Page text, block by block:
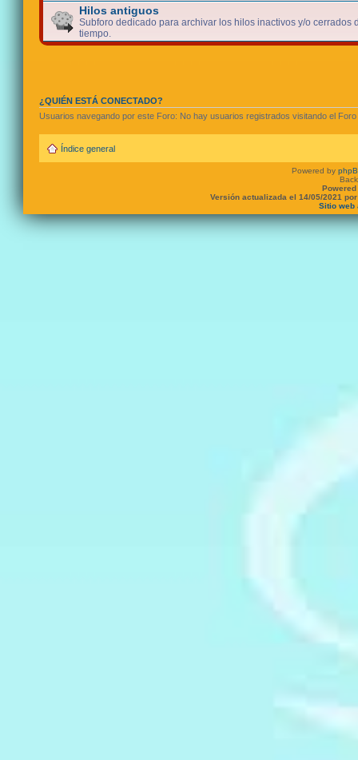
Hilos antiguos
Subforo dedicado para archivar los hilos inactivos y/o cerrados
tiempo.
¿QUIÉN ESTÁ CONECTADO?
Usuarios navegando por este Foro: No hay usuarios registrados visitando el
Índice general
Powered by
Versión actualizada el 14/05/2021
Sitio web